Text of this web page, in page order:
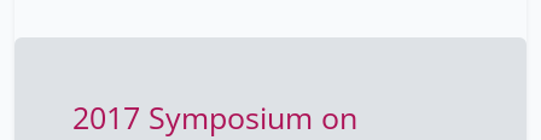
2017 Symposium on